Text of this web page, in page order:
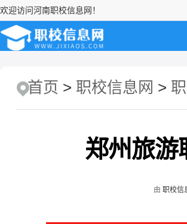
欢迎访问河南职校信息网！
首页 > 职校信息网 >
郑州旅游
由 职校信